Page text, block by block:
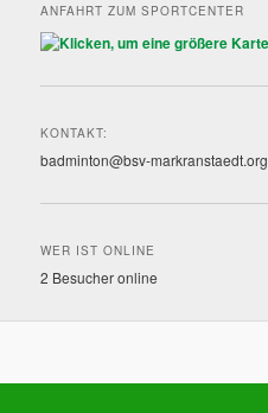
ANFAHRT ZUM SPORTCENTER
KONTAKT:
badminton@bsv-markranstaedt.org
WER IST ONLINE
2 Besucher online